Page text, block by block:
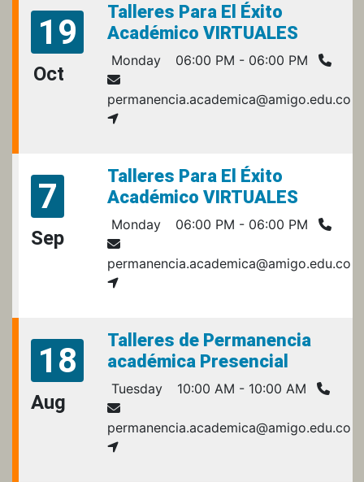
19
Oct
Talleres Para El Éxito
Académico VIRTUALES
Monday 06:00 PM - 06:00 PM
permanencia.academica@amigo.edu.co
7
Sep
Talleres Para El Éxito
Académico VIRTUALES
Monday 06:00 PM - 06:00 PM
permanencia.academica@amigo.edu.co
18
Aug
Talleres de Permanencia
académica Presencial
Tuesday 10:00 AM - 10:00 AM
permanencia.academica@amigo.edu.co